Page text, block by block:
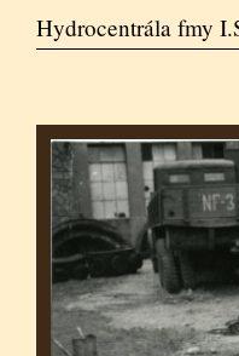
Hydrocentrála fmy